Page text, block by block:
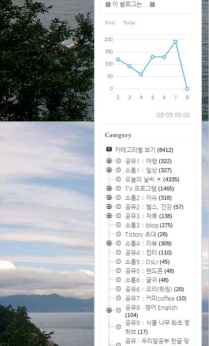
▩ 이 블로그는... ▩
Total : Today :
08-09 00:00
Category
카테고리별 보기 (8412)
공유1：여행 (322)
소통1：일상(327)
오늘의 날씨 ☀ (4335)
TV 프로그램 (1465)
소통2：이슈(318)
공유2：헬스, 건강(57)
공유3：차車(138)
소통3：blog(275)
Tistory 초대 (28)
소통4：리뷰(309)
공유4：컴터 (110)
소통5：DsLr(45)
공유5：핸드폰(48)
소통6：글귀 (48)
공유6：요리(학원)(20)
공유7：커피coffee (10)
공유8 : 영어 English
(104)
공유9：식물 나무 화초 꽃
허브 (17)
공유 : 우리말공부 한글 맞